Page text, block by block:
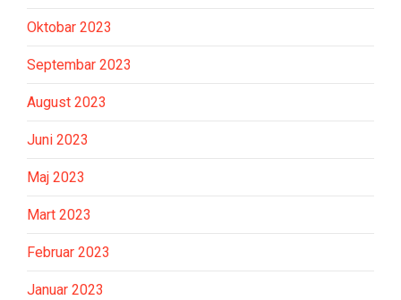
Oktobar 2023
Septembar 2023
August 2023
Juni 2023
Maj 2023
Mart 2023
Februar 2023
Januar 2023